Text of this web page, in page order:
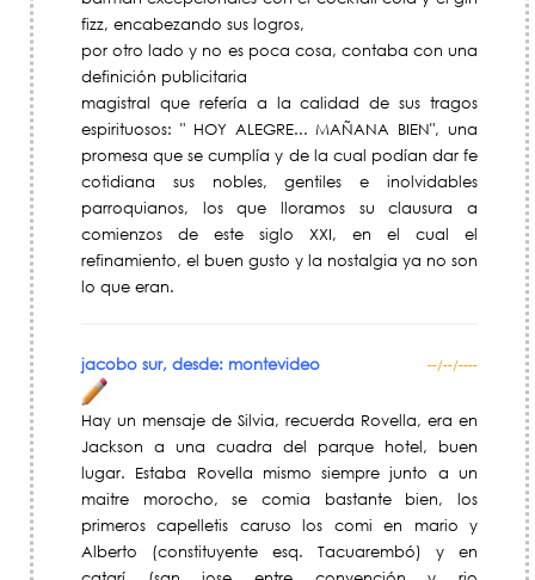
fizz, encabezando sus logros,
por otro lado y no es poca cosa, contaba con una
definición publicitaria
magistral que refería a la calidad de sus tragos
espirituosos: " HOY ALEGRE... MAÑANA BIEN", una
promesa que se cumplía y de la cual podían dar fe
cotidiana sus nobles, gentiles e inolvidables
parroquianos, los que lloramos su clausura a
comienzos de este siglo XXI, en el cual el
refinamiento, el buen gusto y la nostalgia ya no son
lo que eran.
jacobo sur, desde: montevideo --/--/----
Hay un mensaje de Silvia, recuerda Rovella, era en
Jackson a una cuadra del parque hotel, buen
lugar. Estaba Rovella mismo siempre junto a un
maitre morocho, se comia bastante bien, los
primeros capelletis caruso los comi en mario y
Alberto (constituyente esq. Tacuarembó) y en